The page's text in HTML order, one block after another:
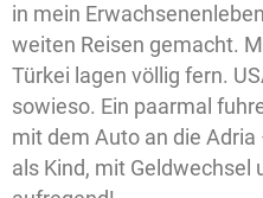
in mein
weiten Reisen gemacht.
Türkei lagen völlig fern.
sowieso. Ein paarmal
mit dem Auto an die
als Kind, mit Geldwechsel